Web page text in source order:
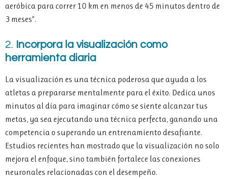
aeróbica para correr 10 km en menos de 45 minutos dentro de
3 meses”.
2. Incorpora la visualización como
herramienta diaria
La visualización es una técnica poderosa que ayuda a los
atletas a prepararse mentalmente para el éxito. Dedica unos
minutos al día para imaginar cómo se siente alcanzar tus
metas, ya sea ejecutando una técnica perfecta, ganando una
competencia o superando un entrenamiento desafiante.
Estudios recientes han mostrado que la visualización no solo
mejora el enfoque, sino también fortalece las conexiones
neuronales relacionadas con el desempeño.